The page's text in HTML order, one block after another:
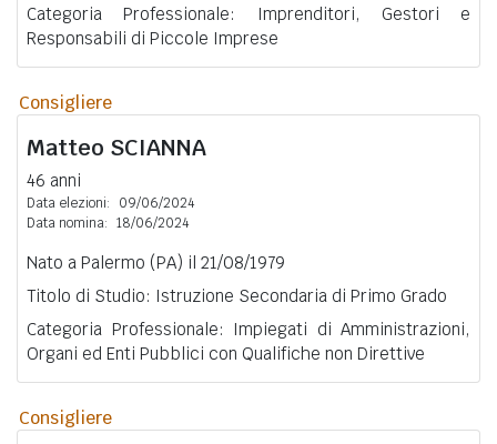
Categoria Professionale: Imprenditori, Gestori e
Responsabili di Piccole Imprese
Consigliere
Matteo SCIANNA
46 anni
Data elezioni:
09/06/2024
Data nomina: 18/06/2024
Nato a Palermo (PA) il 21/08/1979
Titolo di Studio: Istruzione Secondaria di Primo Grado
Categoria Professionale: Impiegati di Amministrazioni,
Organi ed Enti Pubblici con Qualifiche non Direttive
Consigliere